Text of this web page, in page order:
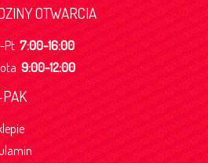
OTWARCIA
Pt7:00-16:00
9:00-12:00